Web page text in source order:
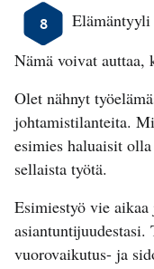
Elämäntyyli
Nämä voivat auttaa,
Olet nähnyt
johtamistilanteita.
esimies haluaisit
sellaista työtä.
Esimiestyö vie
vuorovaikutus- ja